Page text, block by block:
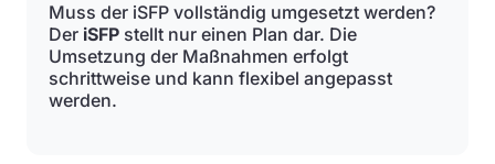
Muss der iSFP vollständig umgesetzt werden?
Der iSFP stellt nur einen Plan dar. Die
Umsetzung der Maßnahmen erfolgt
schrittweise und kann flexibel angepasst
werden.